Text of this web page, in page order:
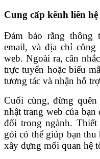
Cung cấp kênh liên
Đảm bảo rằng thông
email, và địa chỉ
web. Ngoài ra, cân
trực tuyến hoặc biểu
tương tác và nhận hỗ
Cuối cùng, đừng
nhật trang web của
đổi trong ngành.
gói có thể giúp bạn thu
xây dựng mối quan hệ